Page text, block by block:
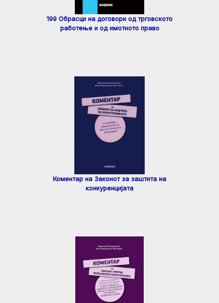
199 Обрасци на договори од трговското
работење и од имотното право
Коментар на Законот за заштита на
конкуренцијата